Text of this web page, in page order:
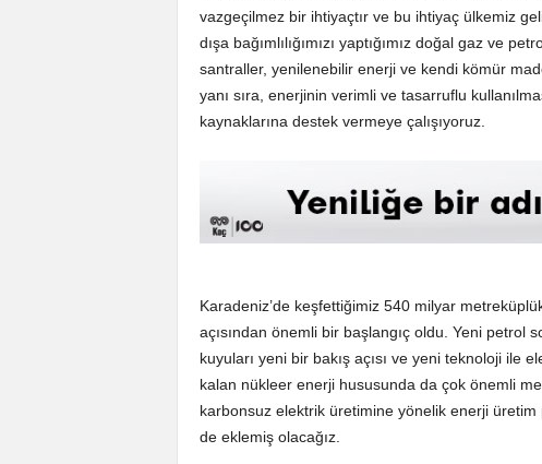
vazgeçilmez bir ihtiyaçtır ve bu ihtiyaç ülkemiz
dışa bağımlılığımızı yaptığımız doğal gaz ve
santraller, yenilenebilir enerji ve kendi kömür
yanı sıra, enerjinin verimli ve tasarruflu
kaynaklarına destek vermeye çalışıyoruz.
Karadeniz’de keşfettiğimiz 540 milyar
açısından önemli bir başlangıç oldu. Yeni petrol
kuyuları yeni bir bakış açısı ve yeni teknoloji
kalan nükleer enerji hususunda da çok önemli
karbonsuz elektrik üretimine yönelik enerji
de eklemiş olacağız.